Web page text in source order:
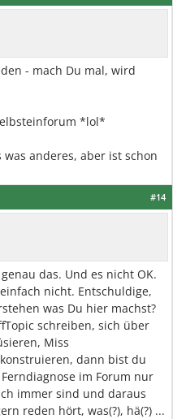
- mach Du mal, wird
*lol*
anderes, aber ist schon
#14
das. Und es nicht OK.
nicht. Entschuldige,
was Du hier machst?
schreiben, sich über
Miss
dann bist du
im Forum nur
immer sind und daraus
reden hört, was(?), hä(?) ...